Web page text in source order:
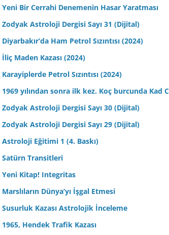
Yeni Bir Cerrahi Denemenin Hasar Yaratması
Zodyak Astroloji Dergisi Sayı 31 (Dijital)
Diyarbakır’da Ham Petrol Sızıntısı (2024)
İliç Maden Kazası (2024)
Karayiplerde Petrol Sızıntısı (2024)
1969 yılından sonra ilk kez. Koç burcunda Kad
Zodyak Astroloji Dergisi Sayı 30 (Dijital)
Zodyak Astroloji Dergisi Sayı 29 (Dijital)
Astroloji Eğitimi 1 (4. Baskı)
Satürn Transitleri
Yeni Kitap! Integritas
Marslıların Dünya’yı İşgal Etmesi
Susurluk Kazası Astrolojik İnceleme
1965, Hendek Trafik Kazası